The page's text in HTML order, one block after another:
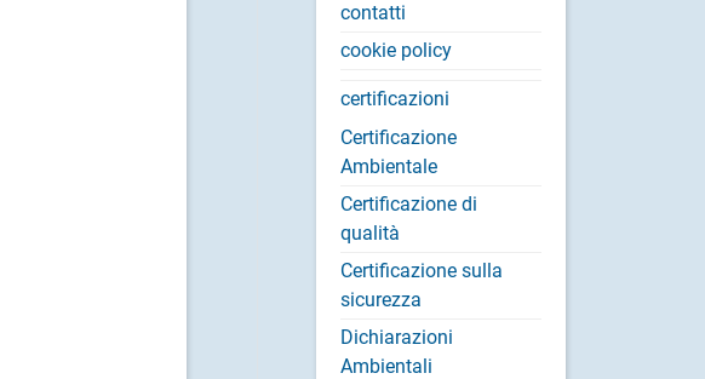
contatti
cookie policy
certificazioni
Certificazione
Ambientale
Certificazione di
qualità
Certificazione sulla
sicurezza
Dichiarazioni
Ambientali